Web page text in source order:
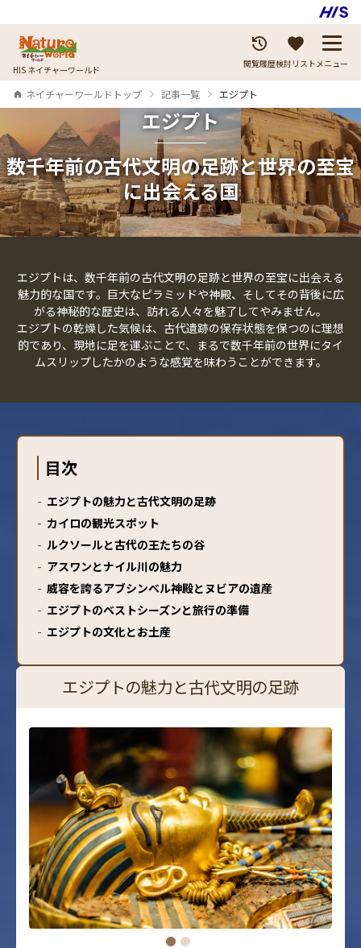
HIS ネイチャーワールド 閲覧履歴検討リストメニュー
ネイチャーワールドトップ 記事一覧 エジプト
エジプト
数千年前の古代文明の足跡と世界の至宝
に出会える国
エジプトは、数千年前の古代文明の足跡と世界の至宝に出会える
魅力的な国です。巨大なピラミッドや神殿、そしてその背後に広
がる神秘的な歴史は、訪れる人々を魅了してやみません。
エジプトの乾燥した気候は、古代遺跡の保存状態を保つのに理想
的であり、現地に足を運ぶことで、まるで数千年前の世界にタイ
ムスリップしたかのような感覚を味わうことができます。
目次
- エジプトの魅力と古代文明の足跡
- カイロの観光スポット
- ルクソールと古代の王たちの谷
- アスワンとナイル川の魅力
- 威容を誇るアブシンベル神殿とヌビアの遺産
- エジプトのベストシーズンと旅行の準備
- エジプトの文化とお土産
エジプトの魅力と古代文明の足跡